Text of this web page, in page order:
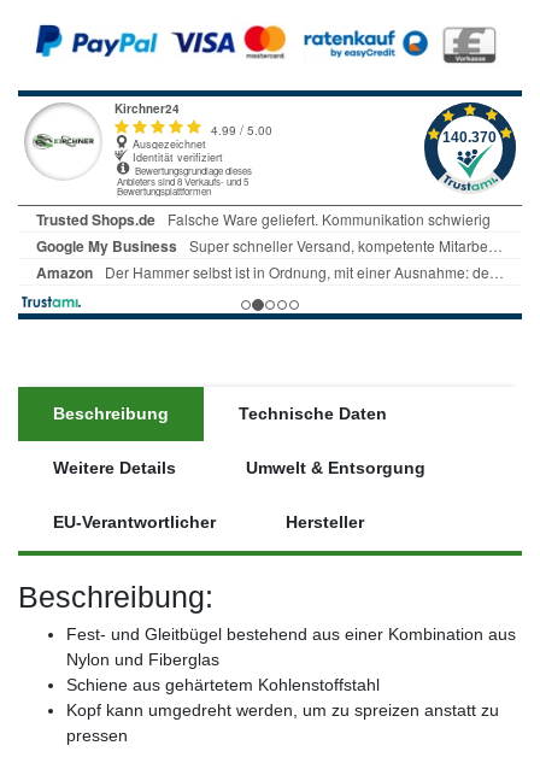
Beschreibung Technische Daten
Weitere Details Umwelt & Entsorgung
EU-Verantwortlicher Hersteller
Beschreibung:
Fest- und Gleitbügel bestehend aus einer Kombination aus
Nylon und Fiberglas
Schiene aus gehärtetem Kohlenstoffstahl
Kopf kann umgedreht werden, um zu spreizen anstatt zu
pressen